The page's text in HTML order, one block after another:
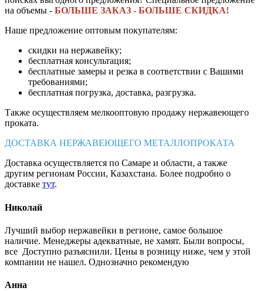
на объемы - БОЛЬШЕ ЗАКАЗ - БОЛЬШЕ СКИДКА!
Наше предложение оптовым покупателям:
скидки на нержавейку;
бесплатная консультация;
бесплатные замеры и резка в соответствии с Вашими
требованиями;
бесплатная погрузка, доставка, разгрузка.
Также осуществляем мелкооптовую продажу нержавеющего
проката.
ДОСТАВКА НЕРЖАВЕЮЩЕГО МЕТАЛЛОПРОКАТА
Доставка осуществляется по Самаре и области, а также
другим регионам России, Казахстана. Более подробно о
доставке тут.
Николай
Лучший выбор нержавейки в регионе, самое большое
наличие. Менеджеры адекватные, не хамят. Были вопросы,
все Доступно разъяснили. Цены в розницу ниже, чем у этой
компании не нашел. Однозначно рекомендую
Анна